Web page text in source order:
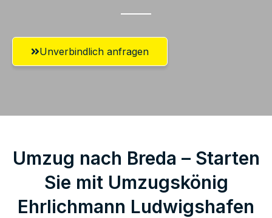
Unverbindlich anfragen
Umzug nach Breda – Starten
Sie mit Umzugskönig
Ehrlichmann Ludwigshafen